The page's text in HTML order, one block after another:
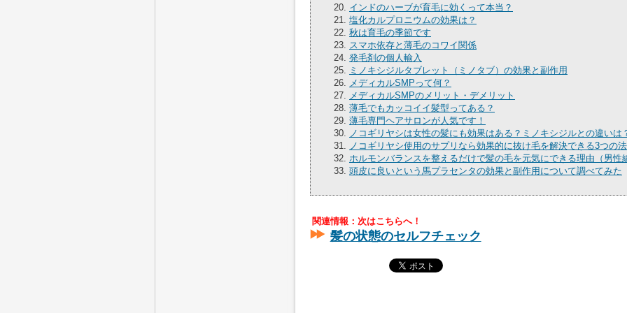
インドのハーブが育毛に効くって本当？
塩化カルプロニウムの効果は？
秋は育毛の季節です
スマホ依存と薄毛のコワイ関係
発毛剤の個人輸入
ミノキシジルタブレット（ミノタブ）の効果と副作用
メディカルSMPって何？
メディカルSMPのメリット・デメリット
薄毛でもカッコイイ髪型ってある？
薄毛専門ヘアサロンが人気です！
ノコギリヤシは女性の髪にも効果はある？ミノキシジルとの違いは
ノコギリヤシ使用のサプリなら効果的に抜け毛を解決できる3つの法
ホルモンバランスを整えるだけで髪の毛を元気にできる理由（男性
頭皮に良いという馬プラセンタの効果と副作用について調べてみた
関連情報：次はこちらへ！
髪の状態のセルフチェック